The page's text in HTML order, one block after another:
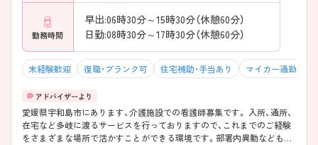
勤務時間
早出:06時30分～15時30分（休憩60分）
日勤:08時30分～17時30分（休憩60分）
未経験歓迎 復職・ブランク可 住宅補助・手当あり マイカー通勤可・
愛媛県宇和島市にあります、介護施設での看護師募集です。 入所、通所、
在宅など多岐に渡るサービスを行っておりますので、これまでのご経験
をさまざまな場所で活かすことができる環境です。部署内異動なども可